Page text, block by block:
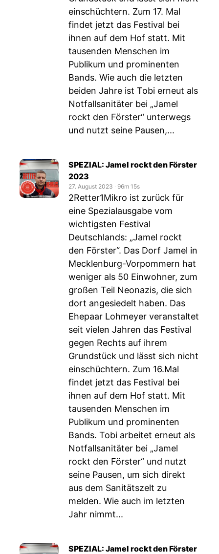
einschüchtern. Zum 17. Mal
findet jetzt das Festival bei
ihnen auf dem Hof statt. Mit
tausenden Menschen im
Publikum und prominenten
Bands. Wie auch die letzten
beiden Jahre ist Tobi erneut als
Notfallsanitäter bei „Jamel
rockt den Förster“ unterwegs
und nutzt seine Pausen,...
SPEZIAL: Jamel rockt den Förster
2023
27. August 2023 ‧ 96m 15s
2Retter1Mikro ist zurück für
eine Spezialausgabe vom
wichtigsten Festival
Deutschlands: „Jamel rockt
den Förster“. Das Dorf Jamel in
Mecklenburg-Vorpommern hat
weniger als 50 Einwohner, zum
großen Teil Neonazis, die sich
dort angesiedelt haben. Das
Ehepaar Lohmeyer veranstaltet
seit vielen Jahren das Festival
gegen Rechts auf ihrem
Grundstück und lässt sich nicht
einschüchtern. Zum 16.Mal
findet jetzt das Festival bei
ihnen auf dem Hof statt. Mit
tausenden Menschen im
Publikum und prominenten
Bands. Tobi arbeitet erneut als
Notfallsanitäter bei „Jamel
rockt den Förster“ und nutzt
seine Pausen, um sich direkt
aus dem Sanitätszelt zu
melden. Wie auch im letzten
Jahr nimmt...
SPEZIAL: Jamel rockt den Förster